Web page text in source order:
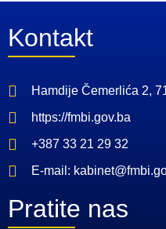
Kontakt
Hamdije Čemerlića 2,
https://fmbi.gov.ba
+387 33 21 29 32
E-mail:
Pratite nas